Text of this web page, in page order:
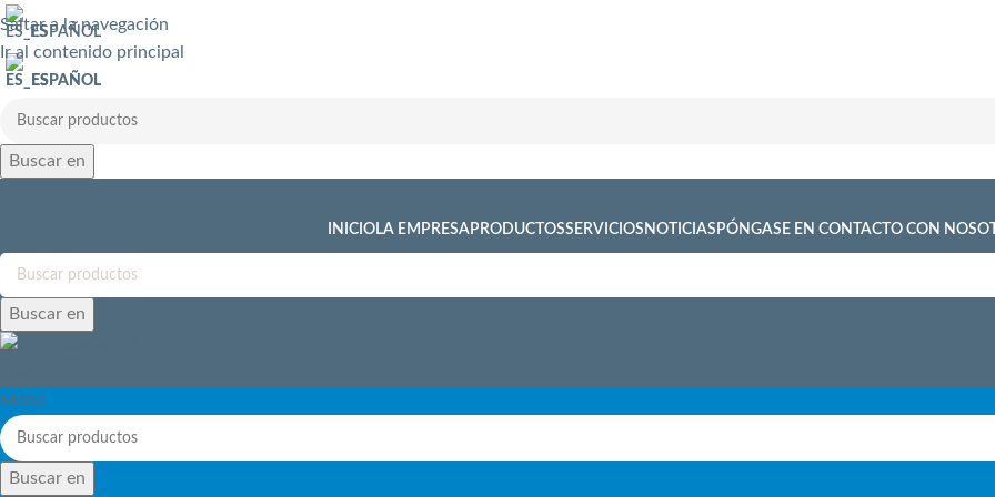
Saltar a la navegación
Ir al contenido principal
ESPAÑOL
ESPAÑOL
Buscar en
INICIO LA EMPRESA PRODUCTOSSERVICIOS NOTICIAS PÓNGASE EN CONTACTO CON
Buscar en
Menú
Buscar en